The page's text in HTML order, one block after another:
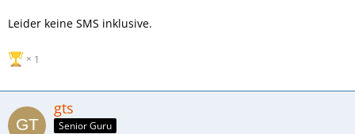
Leider keine SMS inklusive.
1
gts
Senior Guru